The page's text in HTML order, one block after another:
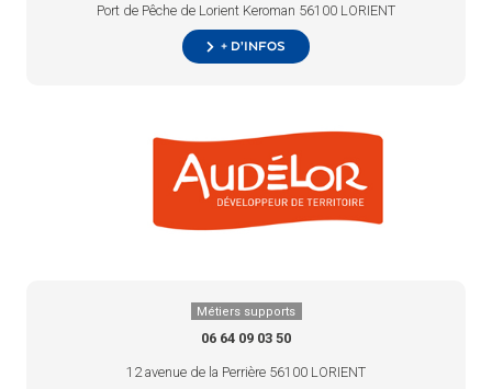
Port de Pêche de Lorient Keroman 56100 LORIENT
+ d’infos
Métiers supports
06 64 09 03 50
12 avenue de la Perrière 56100 LORIENT